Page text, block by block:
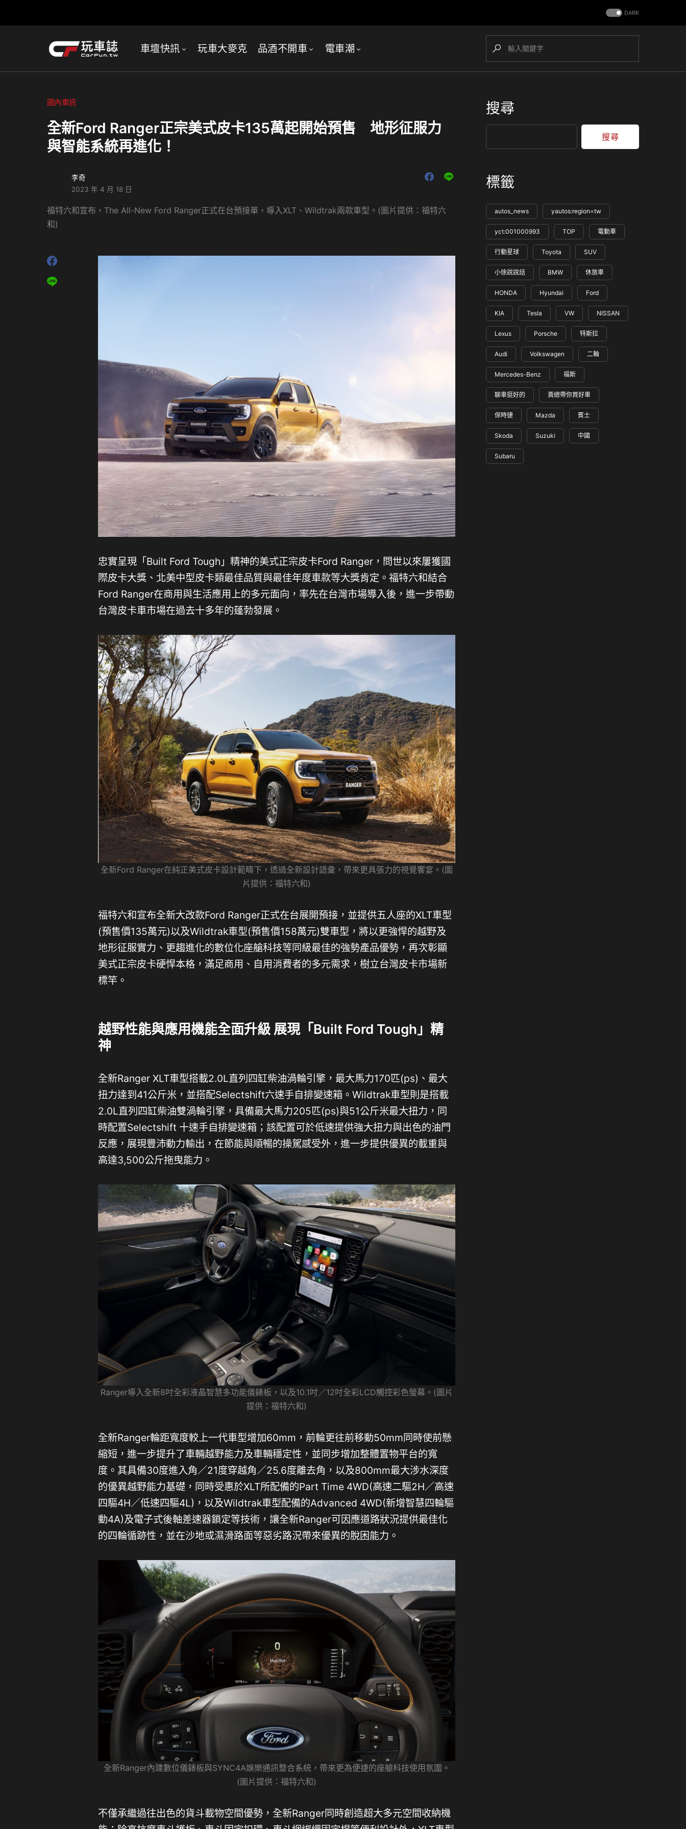
DARK
車壇快訊 玩車大麥克 品酒不開車 電車潮
國內車訊
全新Ford Ranger正宗美式皮卡135萬起開始預售 地形征服力
與智能系統再進化！
李奇
2023 年 4 月 18 日
福特六和宣布，The All-New Ford Ranger正式在台預接單，導入XLT、Wildtrak兩款車型。(圖片提供：福特六
和)
忠實呈現「Built Ford Tough」精神的美式正宗皮卡Ford Ranger，問世以來屢獲國
際皮卡大獎、北美中型皮卡類最佳品質與最佳年度車款等大獎肯定。福特六和結合
Ford Ranger在商用與生活應用上的多元面向，率先在台灣市場導入後，進一步帶動
台灣皮卡車市場在過去十多年的蓬勃發展。
全新Ford Ranger在純正美式皮卡設計範疇下，透過全新設計語彙，帶來更具張力的視覺饗宴。(圖
片提供：福特六和)
福特六和宣布全新大改款Ford Ranger正式在台展開預接，並提供五人座的XLT車型
(預售價135萬元)以及Wildtrak車型(預售價158萬元)雙車型，將以更強悍的越野及
地形征服實力、更趨進化的數位化座艙科技等同級最佳的強勢產品優勢，再次彰顯
美式正宗皮卡硬悍本格，滿足商用、自用消費者的多元需求，樹立台灣皮卡市場新
標竿。
越野性能與應用機能全面升級 展現「Built Ford Tough」精
神
全新Ranger XLT車型搭載2.0L直列四缸柴油渦輪引擎，最大馬力170匹(ps)、最大
扭力達到41公斤米，並搭配Selectshift六速手自排變速箱。Wildtrak車型則是搭載
2.0L直列四缸柴油雙渦輪引擎，具備最大馬力205匹(ps)與51公斤米最大扭力，同
時配置Selectshift 十速手自排變速箱；該配置可於低速提供強大扭力與出色的油門
反應，展現豐沛動力輸出，在節能與順暢的操駕感受外，進一步提供優異的載重與
高達3,500公斤拖曳能力。
Ranger導入全新8吋全彩液晶智慧多功能儀錶板，以及10.1吋／12吋全彩LCD觸控彩色螢幕。(圖片
提供：福特六和)
全新Ranger輪距寬度較上一代車型增加60mm，前輪更往前移動50mm同時使前懸
縮短，進一步提升了車輛越野能力及車輛穩定性，並同步增加整體置物平台的寬
度。其具備30度進入角／21度穿越角／25.6度離去角，以及800mm最大涉水深度
的優異越野能力基礎，同時受惠於XLT所配備的Part Time 4WD(高速二驅2H／高速
四驅4H／低速四驅4L)，以及Wildtrak車型配備的Advanced 4WD(新增智慧四輪驅
動4A)及電子式後軸差速器鎖定等技術，讓全新Ranger可因應道路狀況提供最佳化
的四輪循跡性，並在沙地或濕滑路面等惡劣路況帶來優異的脫困能力。
全新Ranger內建數位儀錶板與SYNC4A娛樂通訊整合系統，帶來更為便捷的座艙科技使用氛圍。
(圖片提供：福特六和)
不僅承繼過往出色的貨斗載物空間優勢，全新Ranger同時創造超大多元空間收納機
搜尋
搜尋
標籤
autos_news yautos:region=tw
yct:001000993 TOP 電動車
行動星球 Toyota SUV
小徐說說話 BMW 休旅車
HONDA Hyundai Ford
KIA Tesla VW NISSAN
Lexus Porsche 特斯拉
Audi Volkswagen 二輪
Mercedes-Benz 福斯
聊車挺好的 黃總帶你買好車
保時捷 Mazda 賓士
Skoda Suzuki 中國
Subaru